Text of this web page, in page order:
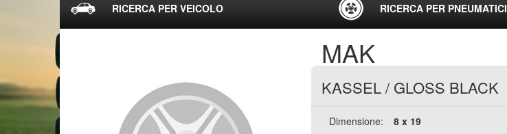
RICERCA PER VEICOLO RICERCA PER PNEUMATICI
MAK
KASSEL/ GLOSS BLACK
Dimensione:
8 x 19